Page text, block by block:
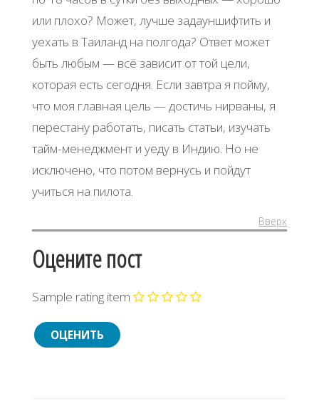
или плохо? Может, лучше задауншифтить и
уехать в Таиланд на полгода? Ответ может
быть любым — всё зависит от той цели,
которая есть сегодня. Если завтра я пойму,
что моя главная цель — достичь нирваны, я
перестану работать, писать статьи, изучать
тайм-менеджмент и уеду в Индию. Но не
исключено, что потом вернусь и пойдут
учиться на пилота.
Вверх
Оцените пост
Sample rating item